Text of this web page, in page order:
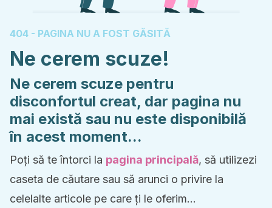
404 - PAGINA NU A FOST GĂSITĂ
Ne cerem scuze!
Ne cerem scuze pentru
disconfortul creat, dar pagina nu
mai există sau nu este disponibilă
în acest moment...
Poți să te întorci la pagina principală, să utilizezi
caseta de căutare sau să arunci o privire la
celelalte articole pe care ți le oferim...